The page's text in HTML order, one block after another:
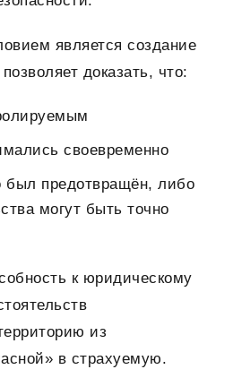
является создание
доказать, что:
своевременно
был предотвращён, либо
могут быть точно
к юридическому
из
в страхуемую.